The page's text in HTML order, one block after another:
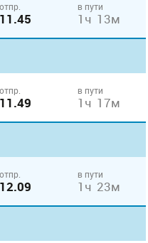
отпр.
11.45
в пути
1ч 13м
отпр.
11.49
в пути
1ч 17м
отпр.
12.09
в пути
1ч 23м